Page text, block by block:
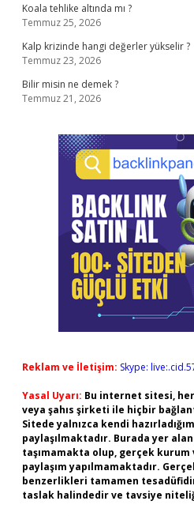
Koala tehlike altında mı ?
Temmuz 25, 2026
Kalp krizinde hangi değerler yükselir ?
Temmuz 23, 2026
Bilir misin ne demek ?
Temmuz 21, 2026
Reklam ve İletişim: Skype:
Yasal Uyarı: Bu internet sitesi,
veya şahıs şirketi ile hiçbir
Sitede yalnızca kendi
paylaşılmaktadır. Burada yer
taşımamakta olup, gerçek kurum
paylaşım yapılmamaktadır.
benzerlikleri tamamen
taslak halindedir ve tavsiye